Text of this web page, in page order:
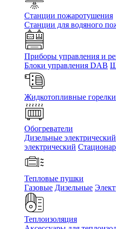
Станции пожаротушения
Станции для водяного
Приборы управления и
Блоки управления DAB
Жидкотопливные горелки
Обогреватели
Дизельные электрический
электрический
Тепловые пушки
Газовые Дизельные
Теплоизоляция